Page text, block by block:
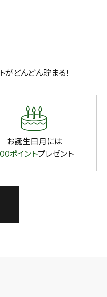
がどんどん貯まる！
お誕生日月には
ポイントプレゼント